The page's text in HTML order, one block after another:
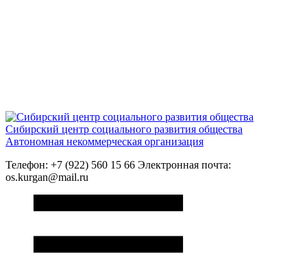
Сибирский центр социального развития общества
Автономная некоммерческая организация
Телефон: +7 (922) 560 15 66 Электронная почта:
os.kurgan@mail.ru